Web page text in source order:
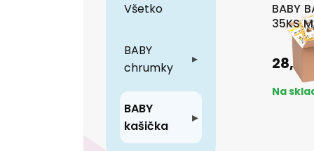
Ryžové
Špenátové ▸
Všetko
BABY
chrumky
▸
BABY
kašička
▸
BABY
35KS
28,42
Na